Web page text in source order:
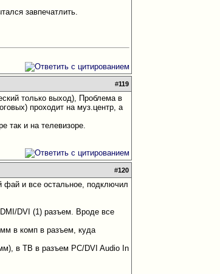
завпечатлить.
#119
только выход), Проблема в
проходит на муз.центр, а
так и на телевизоре.
#120
фай и все остальное, подключил
DVI (1) разъем. Вроде все
в комп в разъем, куда
в ТВ в разъем PC/DVI Audio In